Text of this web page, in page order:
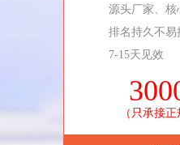
源头厂家、核
排名持久不易
7-15天见效
（只承接正